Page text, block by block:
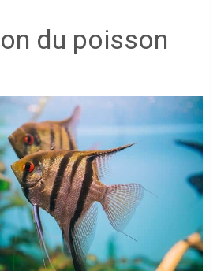
du poisson